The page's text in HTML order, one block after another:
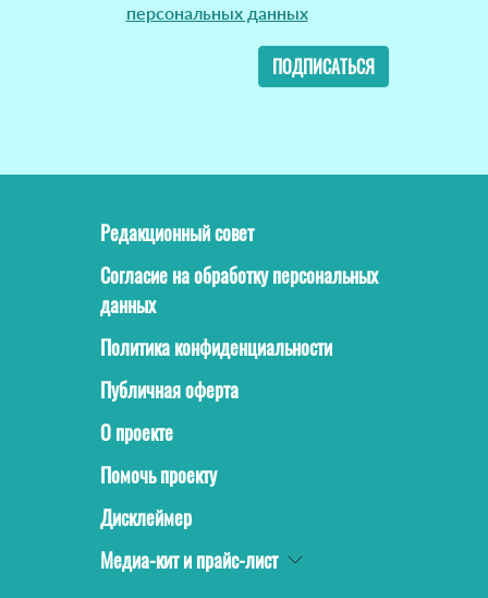
персональных данных
ПОДПИСАТЬСЯ
Редакционный совет
Согласие на обработку персональных
данных
Политика конфиденциальности
Публичная оферта
О проекте
Помочь проекту
Дисклеймер
Медиа-кит и прайс-лист